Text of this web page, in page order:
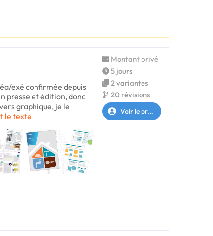
exé confirmée depuis
presse et édition, donc
graphique, je le
le texte
Montant privé
5 jours
2 variantes
20 révisions
Voir le profil